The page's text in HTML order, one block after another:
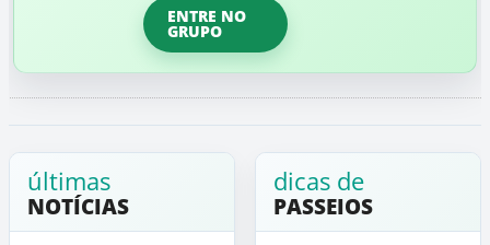
ENTRE NO
GRUPO
últimas
NOTÍCIAS
dicas de
PASSEIOS